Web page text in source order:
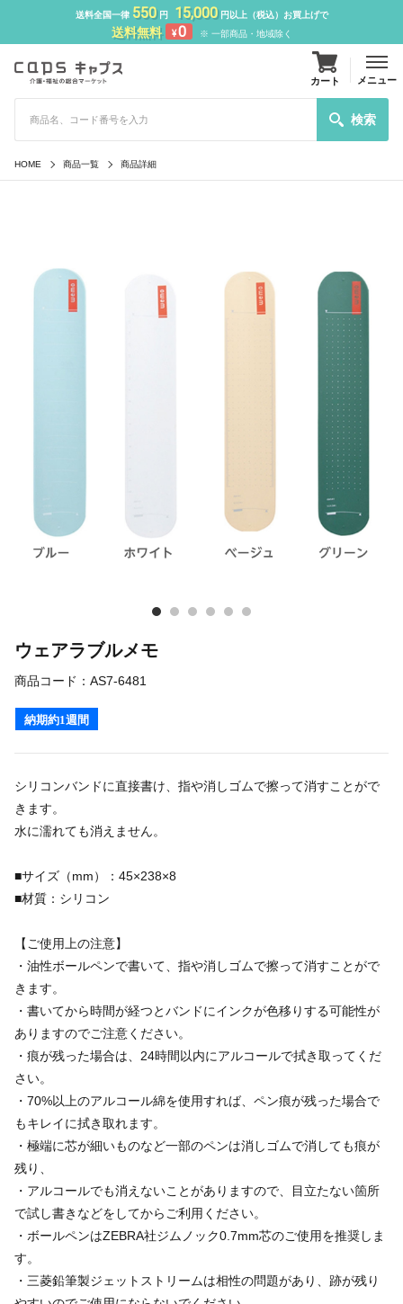
送料全国一律 550円 15,000円以上（税込）お買上げで
送料無料 ¥0 ※ 一部商品・地域除く
検索
カート メニュー
HOME 商品一覧 商品詳細
ウェアラブルメモ
商品コード： AS7-6481
納期約1週間
シリコンバンドに直接書け、指や消しゴムで擦って消すことがで
きます。
水に濡れても消えません。
■サイズ（mm）：45×238×8
■材質：シリコン
【ご使用上の注意】
・油性ボールペンで書いて、指や消しゴムで擦って消すことがで
きます。
・書いてから時間が経つとバンドにインクが色移りする可能性が
ありますのでご注意ください。
・痕が残った場合は、24時間以内にアルコールで拭き取ってくだ
さい。
・70%以上のアルコール綿を使用すれば、ペン痕が残った場合で
もキレイに拭き取れます。
・極端に芯が細いものなど一部のペンは消しゴムで消しても痕が
残り、
・アルコールでも消えないことがありますので、目立たない箇所
で試し書きなどをしてからご利用ください。
・ボールペンはZEBRA社ジムノック0.7mm芯のご使用を推奨しま
す。
・三菱鉛筆製ジェットストリームは相性の問題があり、跡が残り